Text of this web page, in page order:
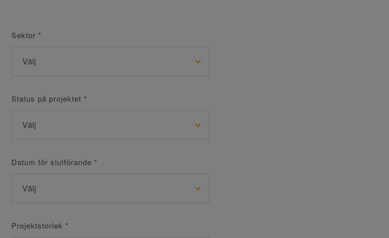
Sektor *
Status på projektet *
Datum för slutförande *
Projektstorlek *